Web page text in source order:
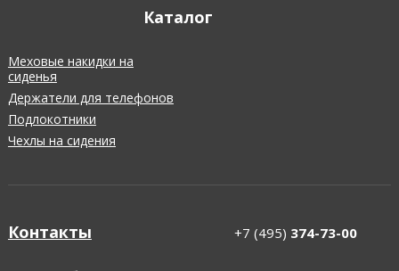
Каталог
Меховые накидки на
сиденья
Держатели для телефонов
Подлокотники
Чехлы на сидения
Контакты +7 (495) 374-73-00